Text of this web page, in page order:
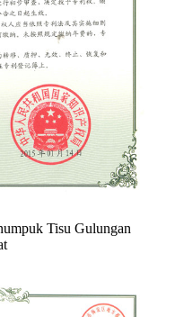
Tisu Gulungan